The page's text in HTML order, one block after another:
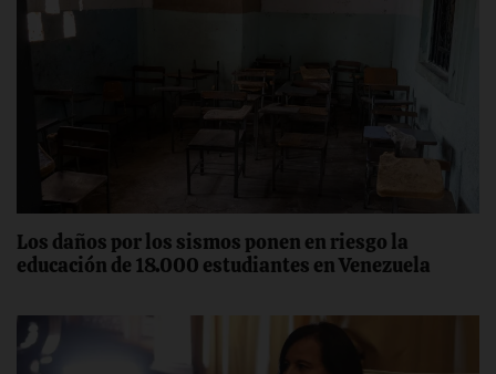
Los daños por los sismos ponen en riesgo la
educación de 18.000 estudiantes en Venezuela